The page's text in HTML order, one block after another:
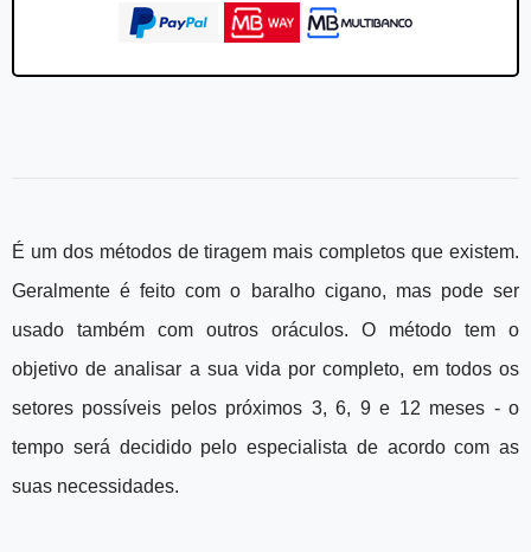
É um dos métodos de tiragem mais completos que existem.
Geralmente é feito com o baralho cigano, mas pode ser
usado também com outros oráculos. O método tem o
objetivo de analisar a sua vida por completo, em todos os
setores possíveis pelos próximos 3, 6, 9 e 12 meses - o
tempo será decidido pelo especialista de acordo com as
suas necessidades.